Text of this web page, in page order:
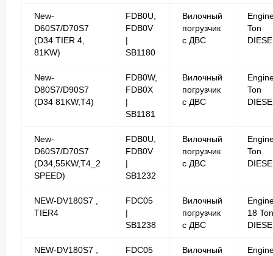
New-
D60S7/D70S7
(D34 TIER 4,
81KW)
FDB0U,
FDB0V
|
SB1180
Вилочный
погрузчик
с ДВС
Ton
New-
D80S7/D90S7
(D34 81KW,T4)
FDB0W,
FDB0X
|
SB1181
Вилочный
погрузчик
с ДВС
Ton
New-
D60S7/D70S7
(D34,55KW,T4_2
SPEED)
FDB0U,
FDB0V
|
SB1232
Вилочный
погрузчик
с ДВС
Ton
NEW-DV180S7 ,
TIER4
FDC05
|
SB1238
Вилочный
погрузчик
с ДВС
18 Ton
NEW-DV180S7 ,
FDC05
Вилочный